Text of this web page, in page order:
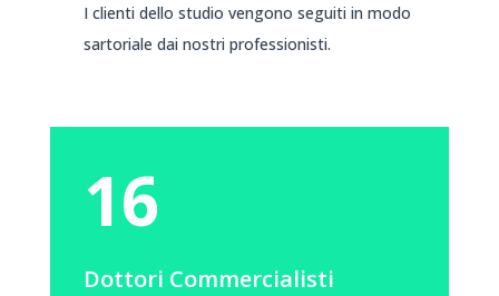
I clienti dello studio vengono seguiti in modo
sartoriale dai nostri professionisti.
16
Dottori Commercialisti